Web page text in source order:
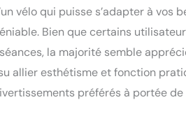
vélo qui puisse s’adapter à
Bien que certains
la majorité semble
allier esthétisme et fonction
préférés à portée de